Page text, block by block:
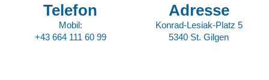
Telefon
Mobil:
+43 664 111 60 99
Adresse
Konrad-Lesiak-Platz 5
5340 St. Gilgen